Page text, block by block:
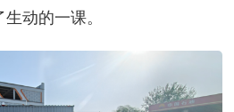
动的一课。